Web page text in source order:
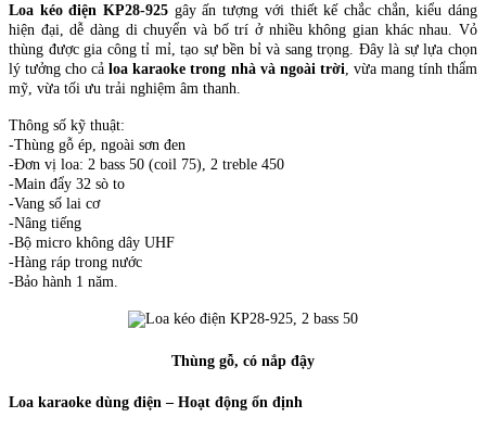
Loa kéo điện KP28-925 gây ấn tượng với thiết kế chắc chắn, kiểu dáng
hiện đại, dễ dàng di chuyển và bố trí ở nhiều không gian khác nhau. Vỏ
thùng được gia công tỉ mỉ, tạo sự bền bỉ và sang trọng. Đây là sự lựa chọn
lý tưởng cho cảloa karaoke trong nhà và ngoài trời , vừa mang tính thẩm
mỹ, vừa tối ưu trải nghiệm âm thanh.
Thông số kỹ thuật:
-Thùng gỗ ép, ngoài sơn đen
-Đơn vị loa: 2 bass 50 (coil 75), 2 treble 450
-Main đẩy 32 sò to
-Vang số lai cơ
-Nâng tiếng
-Bộ micro không dây UHF
-Hàng ráp trong nước
-Bảo hành 1 năm.
Thùng gỗ, có nắp đậy
Loa karaoke dùng điện – Hoạt động ổn định